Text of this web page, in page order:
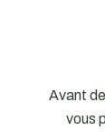
Avant
vous